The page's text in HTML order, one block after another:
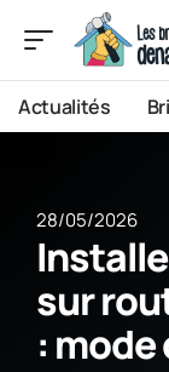
Actualités
28/05/2026
sur
: mode